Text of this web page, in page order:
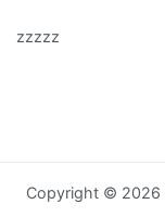
zzzzz
Copyright © 2026